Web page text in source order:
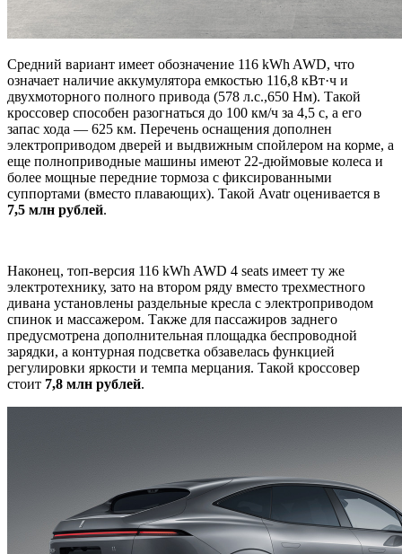
Средний вариант имеет обозначение 116 kWh AWD, что
означает наличие аккумулятора емкостью 116,8 кВт·ч и
двухмоторного полного привода (578 л.с.,650 Нм). Такой
кроссовер способен разогнаться до 100 км/ч за 4,5 с, а его
запас хода — 625 км. Перечень оснащения дополнен
электроприводом дверей и выдвижным спойлером на корме, а
еще полноприводные машины имеют 22-дюймовые колеса и
более мощные передние тормоза с фиксированными
суппортами (вместо плавающих). Такой Avatr оценивается в
7,5 млн рублей.
Наконец, топ-версия 116 kWh AWD 4 seats имеет ту же
электротехнику, зато на втором ряду вместо трехместного
дивана установлены раздельные кресла с электроприводом
спинок и массажером. Также для пассажиров заднего
предусмотрена дополнительная площадка беспроводной
зарядки, а контурная подсветка обзавелась функцией
регулировки яркости и темпа мерцания. Такой кроссовер
стоит 7,8 млн рублей.